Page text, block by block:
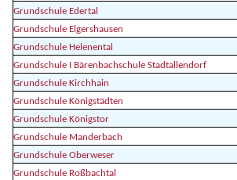
Grundschule Edertal
Grundschule Elgershausen
Grundschule Helenental
Grundschule I Bärenbachschule Stadtallendorf
Grundschule Kirchhain
Grundschule Königstädten
Grundschule Königstor
Grundschule Manderbach
Grundschule Oberweser
Grundschule Roßbachtal